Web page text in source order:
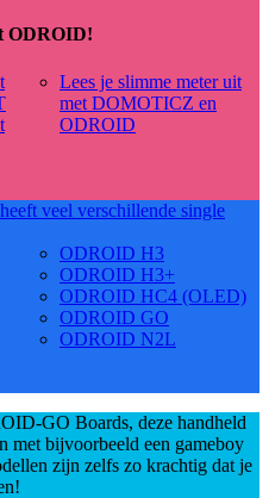
ODROID!
Lees je slimme meter uit
met DOMOTICZ en
ODROID
veel verschillende single
ODROID H3
ODROID H3+
ODROID HC4 (OLED)
ODROID GO
ODROID N2L
GO Boards, deze handheld
met bijvoorbeeld een gameboy
zijn zelfs zo krachtig dat je